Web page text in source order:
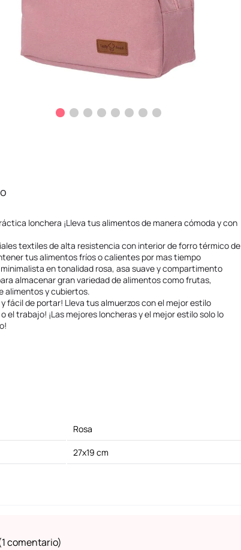
lonchera ¡Lleva tus alimentos de manera cómoda y con
textiles de alta resistencia con interior de forro térmico de
tus alimentos fríos o calientes por mas tiempo
en tonalidad rosa, asa suave y compartimento
almacenar gran variedad de alimentos como frutas,
alimentos y cubiertos.
y fácil de portar! Lleva tus almuerzos con el mejor estilo
el trabajo! ¡Las mejores loncheras y el mejor estilo solo lo
Rosa
27x19 cm
comentario)